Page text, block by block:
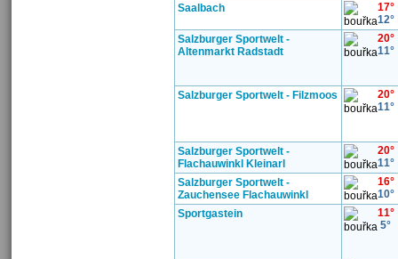
Saalbach
17°
12°
Salzburger Sportwelt -
Altenmarkt Radstadt
20°
11°
Salzburger Sportwelt - Filzmoos
20°
11°
Salzburger Sportwelt -
Flachauwinkl Kleinarl
20°
11°
Salzburger Sportwelt -
Zauchensee Flachauwinkl
16°
10°
Sportgastein
11°
5°